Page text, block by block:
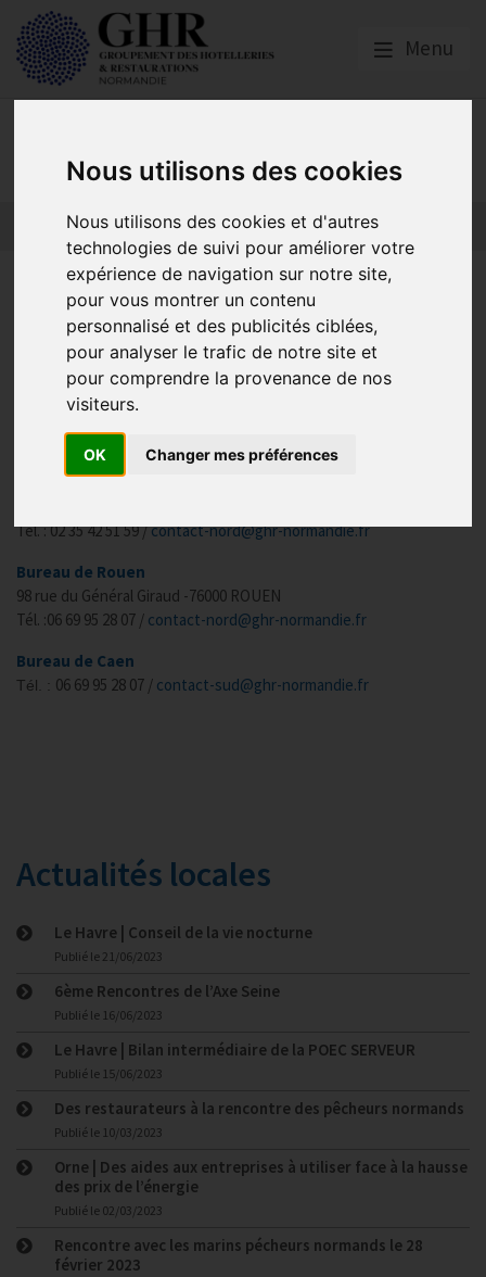
Nous utilisons des cookies
Nous utilisons des cookies et d'autres
technologies de suivi pour améliorer votre
expérience de navigation sur notre site,
pour vous montrer un contenu
personnalisé et des publicités ciblées,
pour analyser le trafic de notre site et
pour comprendre la provenance de nos
visiteurs.
OK Changer mes préférences
Menu
GNI NORMANDIE
Coordonnées des bureaux du
GHR Normandie
GNI NORMANDIE
26/05/2020
Bureau du Havre
Tél. : 02 35 42 51 59 /contact-nord@ghr-normandie.fr
Bureau de Rouen
98 rue du Général Giraud -76000 ROUEN
Tél. :06 69 95 28 07 / contact-nord@ghr-normandie.fr
Bureau de Caen
Tél. : 06 69 95 28 07 / contact-sud@ghr-normandie.fr
Actualités locales
Le Havre | Conseil de la vie nocturne
Publié le 21/06/2023
6ème Rencontres de l’Axe Seine
Publié le 16/06/2023
Le Havre | Bilan intermédiaire de la POEC SERVEUR
Publié le 15/06/2023
Des restaurateurs à la rencontre des pêcheurs normands
Publié le 10/03/2023
Orne | Des aides aux entreprises à utiliser face à la hausse
des prix de l’énergie
Publié le 02/03/2023
Rencontre avec les marins pécheurs normands le 28
février 2023